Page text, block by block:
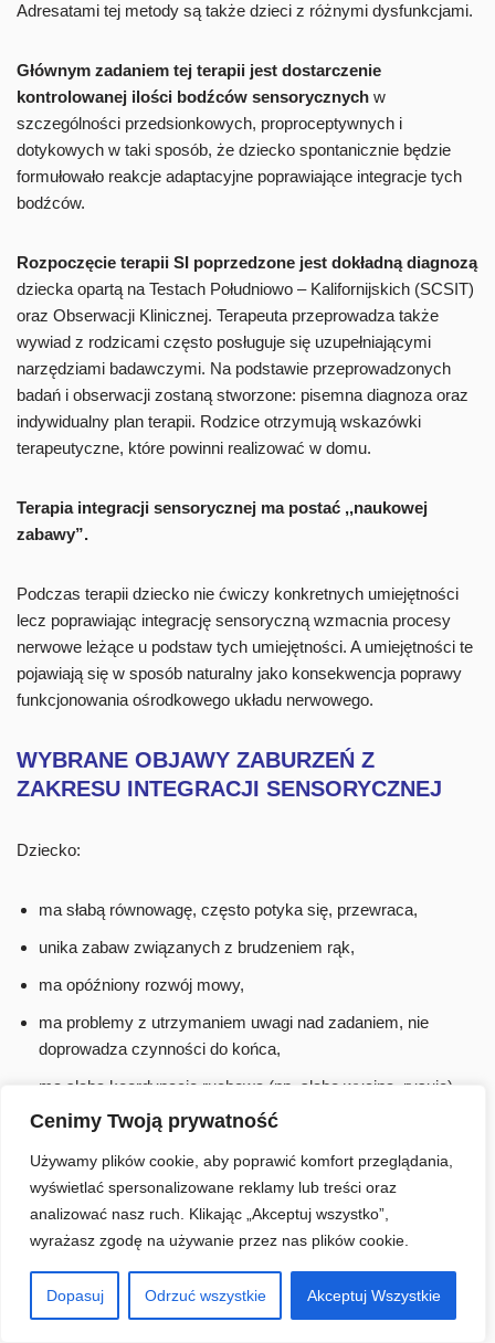
Cenimy Twoją prywatność
Używamy plików cookie, aby poprawić komfort przeglądania,
wyświetlać spersonalizowane reklamy lub treści oraz
analizować nasz ruch. Klikając „Akceptuj wszystko”,
wyrażasz zgodę na używanie przez nas plików cookie.
Dopasuj Odrzuć wszystkie Akceptuj Wszystkie
Adresatami tej metody są także dzieci z różnymi dysfunkcjami.
Głównym zadaniem tej terapii jest dostarczenie
kontrolowanej ilości bodźców sensorycznych w
szczególności przedsionkowych, proproceptywnych i
dotykowych w taki sposób, że dziecko spontanicznie będzie
formułowało reakcje adaptacyjne poprawiające integracje tych
bodźców.
Rozpoczęcie terapii SI poprzedzone jest dokładną diagnozą
dziecka opartą na Testach Południowo – Kalifornijskich (SCSIT)
oraz Obserwacji Klinicznej. Terapeuta przeprowadza także
wywiad z rodzicami często posługuje się uzupełniającymi
narzędziami badawczymi. Na podstawie przeprowadzonych
badań i obserwacji zostaną stworzone: pisemna diagnoza oraz
indywidualny plan terapii. Rodzice otrzymują wskazówki
terapeutyczne, które powinni realizować w domu.
Terapia integracji sensorycznej ma postać ,,naukowej
zabawy”.
Podczas terapii dziecko nie ćwiczy konkretnych umiejętności
lecz poprawiając integrację sensoryczną wzmacnia procesy
nerwowe leżące u podstaw tych umiejętności. A umiejętności te
pojawiają się w sposób naturalny jako konsekwencja poprawy
funkcjonowania ośrodkowego układu nerwowego.
WYBRANE OBJAWY ZABURZEŃ Z
ZAKRESU INTEGRACJI SENSORYCZNEJ
Dziecko:
ma słabą równowagę, często potyka się, przewraca,
unika zabaw związanych z brudzeniem rąk,
ma opóźniony rozwój mowy,
ma problemy z utrzymaniem uwagi nad zadaniem, nie
doprowadza czynności do końca,
ma słabą koordynację ruchową (np. słabo wycina, rysuje)
jest wyjątkowo wrażliwe na bodźce (np. zatyka uszy, gdy
słyszy jakiś dźwięk, nie lubi być dotykane),
ma obniżoną wrażliwość na bodźce (np. nie zwraca uwagi
na zimno, ból),
szybko się męczy,
jest stale w ruchu (biega, kręci się, skacze, huśta),